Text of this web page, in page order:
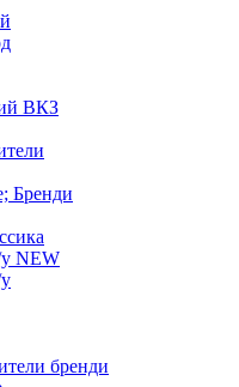
ВКЗ
Бренди
NEW
бренди